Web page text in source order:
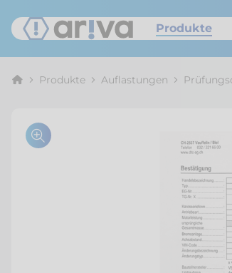
Produkte
Produkte Auflastungen